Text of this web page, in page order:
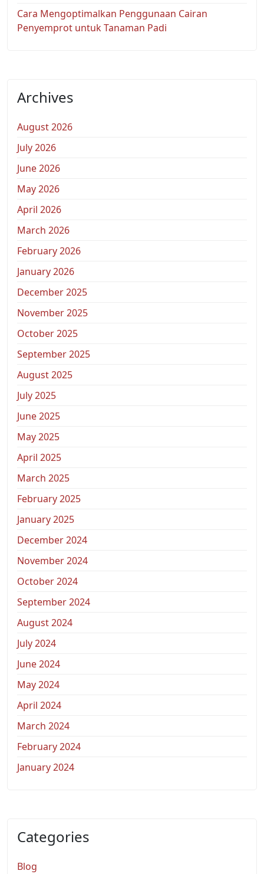
Cara Mengoptimalkan Penggunaan Cairan
Penyemprot untuk Tanaman Padi
Archives
August 2026
July 2026
June 2026
May 2026
April 2026
March 2026
February 2026
January 2026
December 2025
November 2025
October 2025
September 2025
August 2025
July 2025
June 2025
May 2025
April 2025
March 2025
February 2025
January 2025
December 2024
November 2024
October 2024
September 2024
August 2024
July 2024
June 2024
May 2024
April 2024
March 2024
February 2024
January 2024
Categories
Blog